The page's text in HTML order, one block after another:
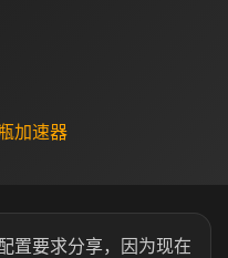
加速器
置要求分享，因为现在